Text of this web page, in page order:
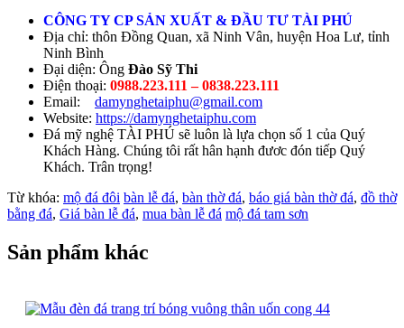
CÔNG TY CP SẢN XUẤT & ĐẦU TƯ TÀI PHÚ
Địa chỉ: thôn Đồng Quan, xã Ninh Vân, huyện Hoa Lư, tỉnh
Ninh Bình
Đại diện: Ông Đào Sỹ Thi
Điện thoại: 0988.223.111 – 0838.223.111
Email: damynghetaiphu@gmail.com
Website: https://damynghetaiphu.com
Đá mỹ nghệ TÀI PHÚ sẽ luôn là lựa chọn số 1 của Quý
Khách Hàng. Chúng tôi rất hân hạnh đươc đón tiếp Quý
Khách. Trân trọng!
Từ khóa: mộ đá đôi bàn lễ đá, bàn thờ đá, báo giá bàn thờ đá, đồ thờ
bằng đá, Giá bàn lễ đá, mua bàn lễ đá mộ đá tam sơn
Sản phẩm khác